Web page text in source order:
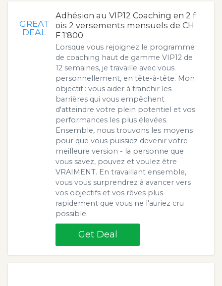
GREAT
DEAL
Adhésion au VIP12 Coaching en 2 f
ois 2 versements mensuels de CH
F 1'800
Lorsque vous rejoignez le programme
de coaching haut de gamme VIP12 de
12 semaines, je travaille avec vous
personnellement, en tête-à-tête. Mon
objectif : vous aider à franchir les
barrières qui vous empêchent
d'atteindre votre plein potentiel et vos
performances les plus élevées.
Ensemble, nous trouvons les moyens
pour que vous puissiez devenir votre
meilleure version - la personne que
vous savez, pouvez et voulez être
VRAIMENT. En travaillant ensemble,
vous vous surprendrez à avancer vers
vos objectifs et vos rêves plus
rapidement que vous ne l'auriez cru
possible.
Get Deal